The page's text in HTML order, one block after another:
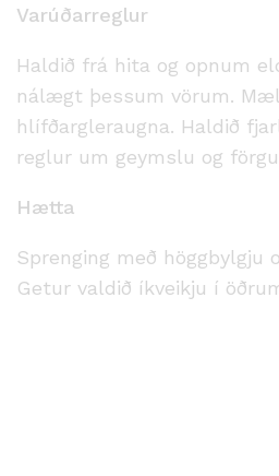
Varúðarreglur
Haldið frá hita og opnum
nálægt þessum vörum.
hlífðargleraugna. Haldið
reglur um geymslu og
Hætta
Sprenging með höggbylgju
Getur valdið íkveikju í